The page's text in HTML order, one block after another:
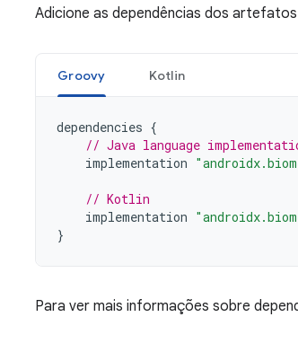
Adicione as dependências dos
Groovy Kotlin
dependencies {
// Java language
implementation
// Kotlin
implementation
}
Para ver mais informações sobre